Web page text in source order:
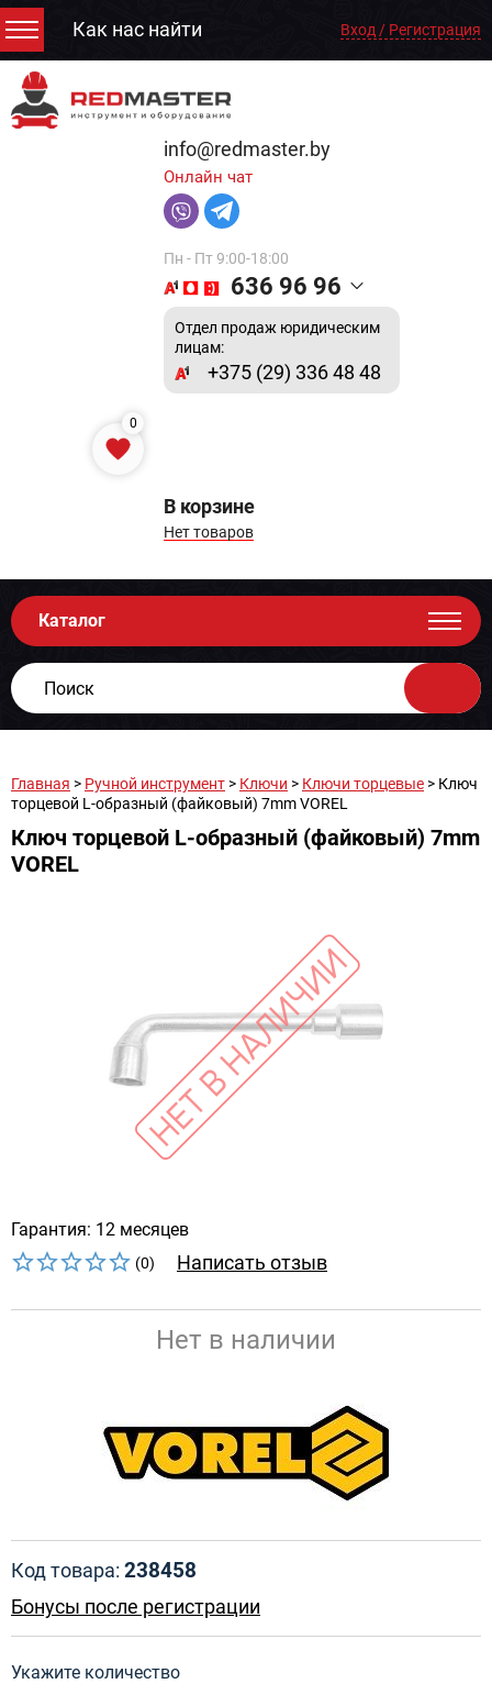
Как нас найти Вход / Регистрация
info@redmaster.by
Онлайн чат
Пн - Пт 9:00-18:00
636 96 96
Отдел продаж юридическим
лицам:
+375 (29) 336 48 48
0
В корзине
Нет товаров
Каталог
Главная > Ручной инструмент > Ключи > Ключи торцевые > Ключ
торцевой L-образный (файковый) 7mm VOREL
Ключ торцевой L-образный (файковый) 7mm
VOREL
Гарантия: 12 месяцев
(0) Написать отзыв
Нет в наличии
Код товара: 238458
Бонусы после регистрации
Укажите количество